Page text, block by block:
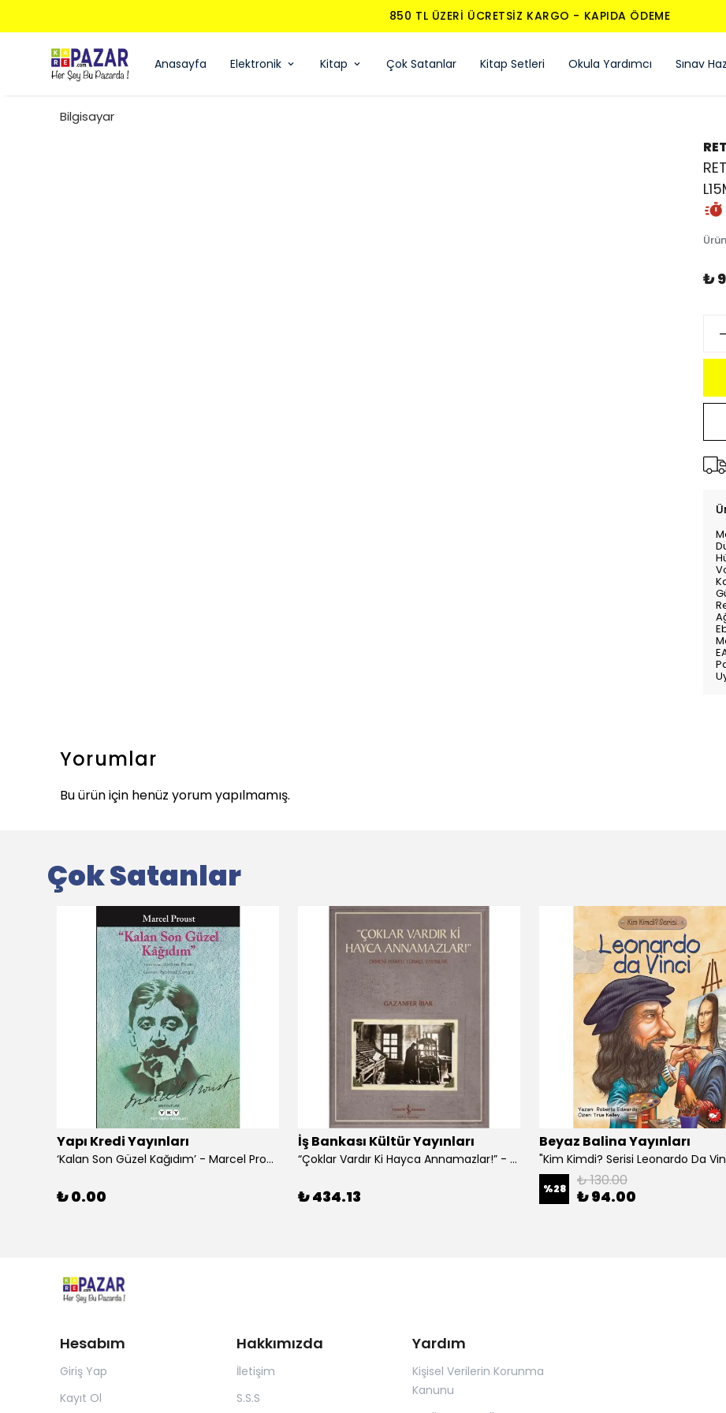
850 TL ÜZERI ÜCRETSIZ KARGO - KAPIDA ÖDEME
Anasayfa Elektronik Kitap Çok Satanlar Kitap Setleri Okula Yardımcı Sınav
Bilgisayar
₺
Yorumlar
Bu ürün için henüz yorum yapılmamış.
Çok Satanlar
Yapı Kredi Yayınları
‘Kalan Son Güzel Kağıdım’ - Marcel Proust
₺ 0.00
İş Bankası Kültür Yayınları
“Çoklar Vardır Ki Hayca Annamazlar!” - Gazanfer İbar
₺ 434.13
Beyaz Balina Yayınları
%28 ₺ 130.00
₺ 94.00
Hesabım
Giriş Yap
Kayıt Ol
Hakkımızda
İletişim
S.S.S
Yardım
Kişisel Verilerin Korunma
Kanunu